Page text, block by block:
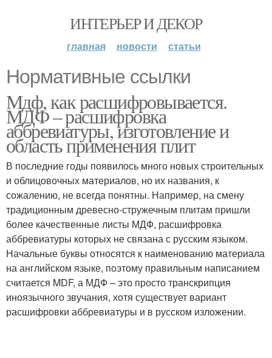
ИНТЕРЬЕР И ДЕКОР
главная новости статьи
Нормативные ссылки
Мдф, как расшифровывается.
МДФ – расшифровка
аббревиатуры, изготовление и
область применения плит
В последние годы появилось много новых строительных
и облицовочных материалов, но их названия, к
сожалению, не всегда понятны. Например, на смену
традиционным древесно-стружечным плитам пришли
более качественные листы МДФ, расшифровка
аббревиатуры которых не связана с русским языком.
Начальные буквы относятся к наименованию материала
на английском языке, поэтому правильным написанием
считается MDF, а МДФ – это просто транскрипция
иноязычного звучания, хотя существует вариант
расшифровки аббревиатуры и в русском изложении.